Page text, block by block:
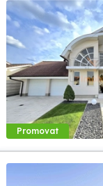
Promovat